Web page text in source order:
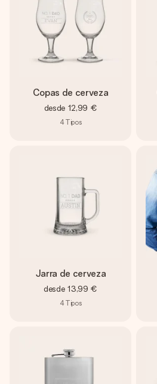
Copas de cerveza
desde 12,99 €
4Tipos
Jarra de cerveza
desde 13,99 €
4Tipos